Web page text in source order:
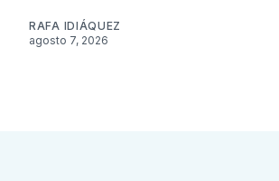
RAFA IDIÁQUEZ
agosto 7, 2026